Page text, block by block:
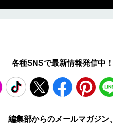
各種SNSで最新情報発信中！
TikTok Facebook Pinterest LINE
編集部からのメールマガジン、